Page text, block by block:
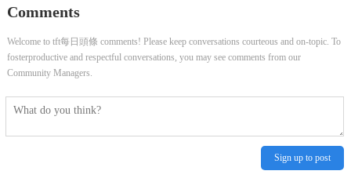
Comments
Welcome to tft每日頭條 comments! Please keep conversations courteous and on-topic. To
fosterproductive and respectful conversations, you may see comments from our
Community Managers.
Sign up to post